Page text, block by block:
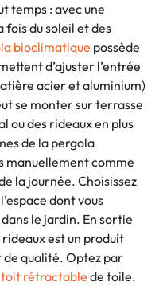
temps : avec une
fois du soleil et des
bioclimatique possède
d’ajuster l’entrée
acier et aluminium)
se monter sur terrasse
ou des rideaux en plus
de la pergola
manuellement comme
la journée. Choisissez
dont vous
le jardin. En sortie
rideaux est un produit
qualité. Optez par
rétractable de toile.